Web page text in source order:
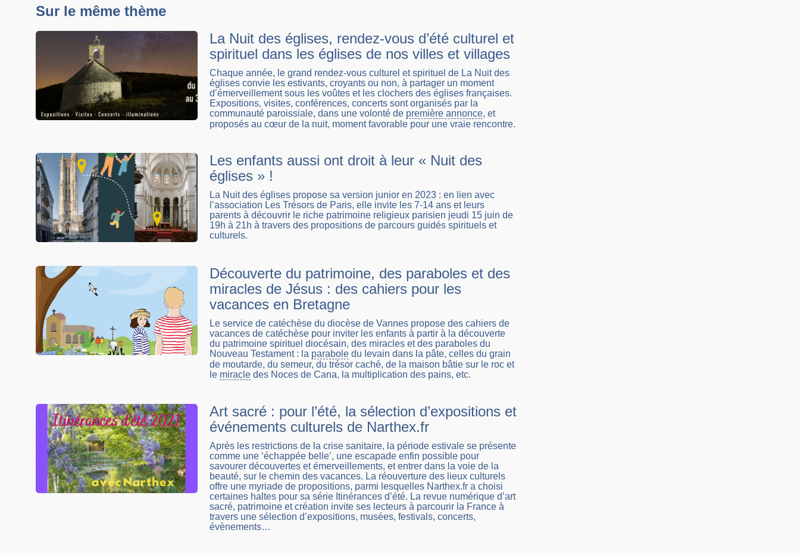
Sur le même thème
La Nuit des églises, rendez-vous d’été culturel et
spirituel dans les églises de nos villes et villages
Chaque année, le grand rendez-vous culturel et spirituel de La Nuit des
églises convie les estivants, croyants ou non, à partager un moment
d’émerveillement sous les voûtes et les clochers des églises françaises.
Expositions, visites, conférences, concerts sont organisés par la
communauté paroissiale, dans une volonté de première annonce, et
proposés au cœur de la nuit, moment favorable pour une vraie rencontre.
Les enfants aussi ont droit à leur « Nuit des
églises » !
La Nuit des églises propose sa version junior en 2023 : en lien avec
l’association Les Trésors de Paris, elle invite les 7-14 ans et leurs
parents à découvrir le riche patrimoine religieux parisien jeudi 15 juin de
19h à 21h à travers des propositions de parcours guidés spirituels et
culturels.
Découverte du patrimoine, des paraboles et des
miracles de Jésus : des cahiers pour les
vacances en Bretagne
Le service de catéchèse du diocèse de Vannes propose des cahiers de
vacances de catéchèse pour inviter les enfants à partir à la découverte
du patrimoine spirituel diocésain, des miracles et des paraboles du
Nouveau Testament : la parabole du levain dans la pâte, celles du grain
de moutarde, du semeur, du trésor caché, de la maison bâtie sur le roc et
le miracle des Noces de Cana, la multiplication des pains, etc.
Art sacré : pour l’été, la sélection d’expositions et
événements culturels de Narthex.fr
Après les restrictions de la crise sanitaire, la période estivale se présente
comme une ‘échappée belle’, une escapade enfin possible pour
savourer découvertes et émerveillements, et entrer dans la voie de la
beauté, sur le chemin des vacances. La réouverture des lieux culturels
offre une myriade de propositions, parmi lesquelles Narthex.fr a choisi
certaines haltes pour sa série Itinérances d’été. La revue numérique d’art
sacré, patrimoine et création invite ses lecteurs à parcourir la France à
travers une sélection d’expositions, musées, festivals, concerts,
évènements…